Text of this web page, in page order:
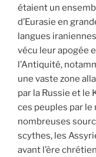
étaient un
d’Eurasie en
langues
vécu leur apogée
l’Antiquité,
une vaste zone
par la Russie et le
ces peuples par le
nombreuses
scythes, les
avant l’ère